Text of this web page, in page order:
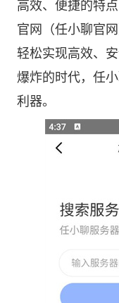
高效、便捷的特
官网（任小聊官
轻松实现高效、
爆炸的时代，任
利器。